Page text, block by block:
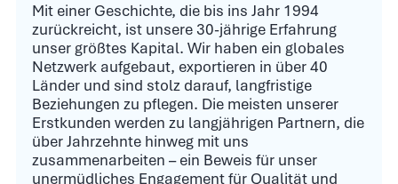
Mit einer Geschichte, die bis ins Jahr 1994
zurückreicht, ist unsere 30-jährige Erfahrung
unser größtes Kapital. Wir haben ein globales
Netzwerk aufgebaut, exportieren in über 40
Länder und sind stolz darauf, langfristige
Beziehungen zu pflegen. Die meisten unserer
Erstkunden werden zu langjährigen Partnern, die
über Jahrzehnte hinweg mit uns
zusammenarbeiten – ein Beweis für unser
unermüdliches Engagement für Qualität und